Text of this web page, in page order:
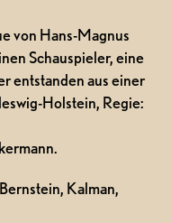
von Hans-Magnus
Schauspieler, eine
entstanden aus einer
Holstein, Regie:
Kalman,